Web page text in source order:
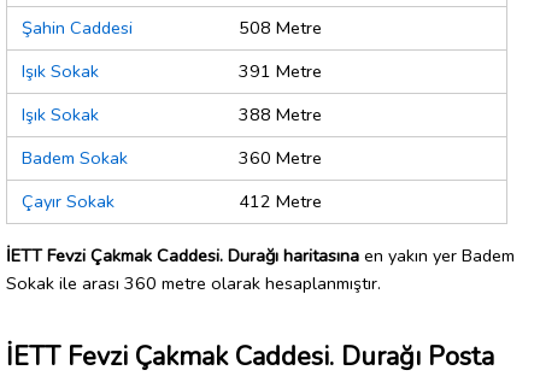
Şahin Caddesi
508 Metre
Işık Sokak
391 Metre
Işık Sokak
388 Metre
Badem Sokak
360 Metre
Çayır Sokak
412 Metre
İETT Fevzi Çakmak Caddesi. Durağı haritasına en yakın yer Badem
Sokak ile arası 360 metre olarak hesaplanmıştır.
İETT Fevzi Çakmak Caddesi. Durağı Posta